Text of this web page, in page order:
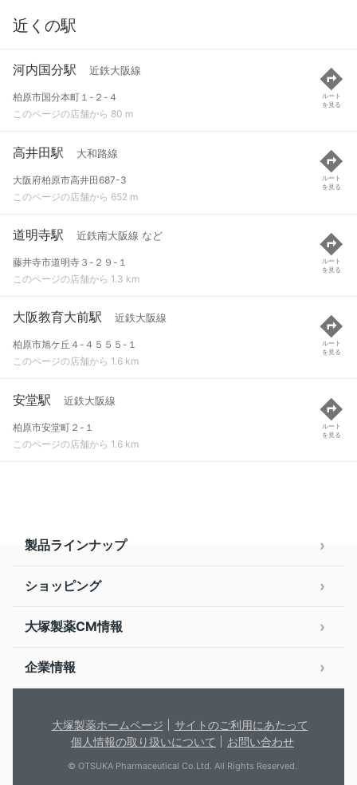
近くの駅
河内国分駅 近鉄大阪線
柏原市国分本町１-２-４
このページの店舗から 80 m
ルート
を見る
高井田駅 大和路線
大阪府柏原市高井田687-3
このページの店舗から 652 m
ルート
を見る
道明寺駅 近鉄南大阪線 など
藤井寺市道明寺３-２９-１
このページの店舗から 1.3 km
ルート
を見る
大阪教育大前駅 近鉄大阪線
柏原市旭ケ丘４-４５５５-１
このページの店舗から 1.6 km
ルート
を見る
安堂駅 近鉄大阪線
柏原市安堂町２-１
このページの店舗から 1.6 km
ルート
を見る
製品ラインナップ
ショッピング
大塚製薬CM情報
企業情報
大塚製薬ホームページ
サイトのご利用にあたって
個人情報の取り扱いについて
お問い合わせ
© OTSUKA Pharmaceutical Co.Ltd. All Rights Reserved.